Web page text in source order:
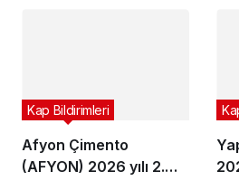
Afyon Çimento
(AFYON) 2026 yılı 2.
Kap Bildirimleri